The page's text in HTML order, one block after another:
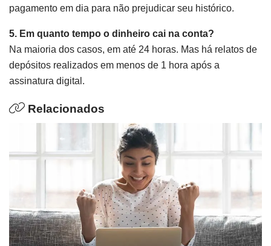
pagamento em dia para não prejudicar seu histórico.
5. Em quanto tempo o dinheiro cai na conta?
Na maioria dos casos, em até 24 horas. Mas há relatos de
depósitos realizados em menos de 1 hora após a
assinatura digital.
Relacionados